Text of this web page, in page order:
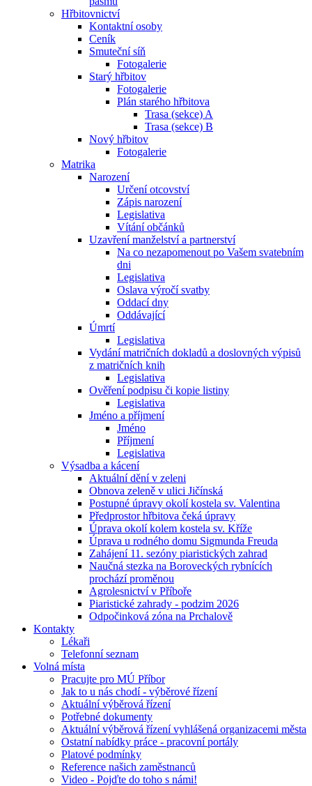
Hřbitovnictví
Kontaktní osoby
Ceník
Smuteční síň
Fotogalerie
Starý hřbitov
Fotogalerie
Plán starého hřbitova
Trasa (sekce) A
Trasa (sekce) B
Nový hřbitov
Fotogalerie
Matrika
Narození
Určení otcovství
Zápis narození
Legislativa
Vítání občánků
Uzavření manželství a partnerství
Na co nezapomenout po Vašem svatebním
dni
Legislativa
Oslava výročí svatby
Oddací dny
Oddávající
Úmrtí
Legislativa
Vydání matričních dokladů a doslovných výpisů
z matričních knih
Legislativa
Ověření podpisu či kopie listiny
Legislativa
Jméno a příjmení
Jméno
Příjmení
Legislativa
Výsadba a kácení
Aktuální dění v zeleni
Obnova zeleně v ulici Jičínská
Postupné úpravy okolí kostela sv. Valentina
Předprostor hřbitova čeká úpravy
Úprava okolí kolem kostela sv. Kříže
Úprava u rodného domu Sigmunda Freuda
Zahájení 11. sezóny piaristických zahrad
Naučná stezka na Boroveckých rybnících
prochází proměnou
Agrolesnictví v Příboře
Piaristické zahrady - podzim 2026
Odpočinková zóna na Prchalově
Kontakty
Lékaři
Telefonní seznam
Volná místa
Pracujte pro MÚ Příbor
Jak to u nás chodí - výběrové řízení
Aktuální výběrová řízení
Potřebné dokumenty
Aktuální výběrová řízení vyhlášená organizacemi města
Ostatní nabídky práce - pracovní portály
Platové podmínky
Reference našich zaměstnanců
Video - Pojďte do toho s námi!